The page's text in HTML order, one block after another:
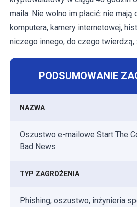
maila. Nie wolno im płacić: nie mają
komputera, kamery internetowej,
niczego innego, do czego twierdzą,
PODSUMOWANIE
NAZWA
Oszustwo e-mailowe Start The
Bad News
TYP ZAGROŻENIA
Phishing, oszustwo, inżynieria